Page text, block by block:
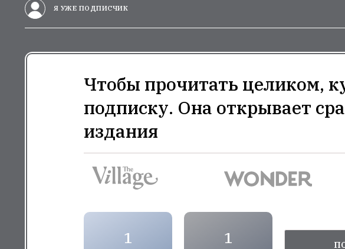
Я УЖЕ ПОДПИСЧИК
Чтобы прочитать целиком,
подписку. Она открывает
издания
1
1